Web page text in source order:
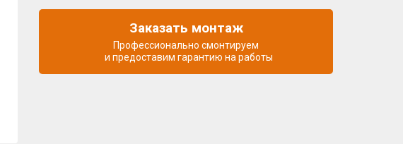
Заказать монтаж
Профессионально смонтируем
и предоставим гарантию на работы